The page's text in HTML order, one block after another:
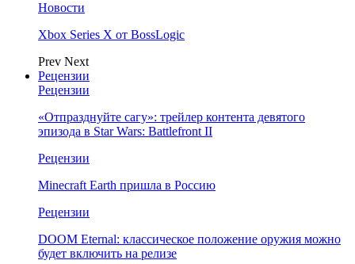
Новости
Xbox Series X от BossLogic
Prev Next
Рецензии
Рецензии
«Отпразднуйте сагу»: трейлер контента девятого
эпизода в Star Wars: Battlefront II
Рецензии
Minecraft Earth пришла в Россию
Рецензии
DOOM Eternal: классическое положение оружия можно
будет включить на релизе